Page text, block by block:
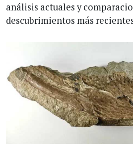
análisis actuales y
descubrimientos más